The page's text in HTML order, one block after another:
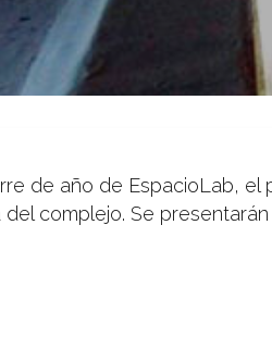
de año de EspacioLab, el
complejo. Se